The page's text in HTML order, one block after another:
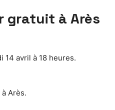
gratuit à Arès
14 avril à 18 heures.
Arès.